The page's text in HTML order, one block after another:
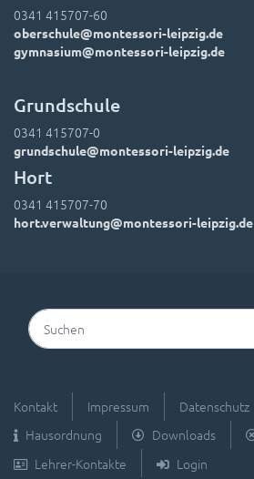
0341 415707-60
oberschule@montessori-leipzig.de
gymnasium@montessori-leipzig.de
Grundschule
0341 415707-0
grundschule@montessori-leipzig.de
Hort
0341 415707-70
hort.verwaltung@montessori-leipzig.de
Suchen
Kontakt Impressum Datenschutz
Hausordnung
Downloads
Lehrer-Kontakte
Login